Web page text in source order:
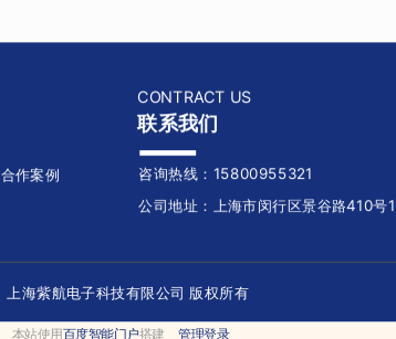
上海紫航电子科技有限公司 版权所有
合作案例
CONTRACT US
联系我们
咨询热线：15800955321
公司地址：上海市闵行区景谷路410号
本站使用百度智能门户搭建 管理登录